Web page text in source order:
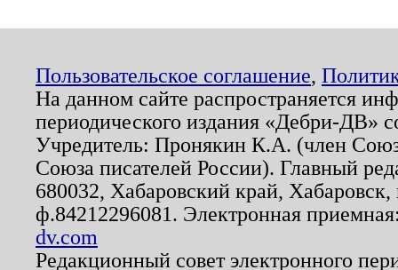
Пользовательское соглашение,
На данном сайте распространяется
периодического издания «Дебри-ДВ»
Учредитель: Пронякин К.А. (член
Союза писателей России). Главный
680032, Хабаровский край,
ф.84212296081. Электронная
dv.com
Редакционный совет электронного